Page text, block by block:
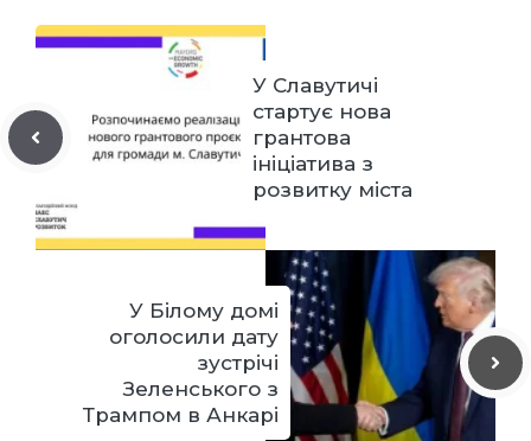
У Славутичі
стартує нова
грантова
ініціатива з
розвитку міста
У Білому домі
оголосили дату
зустрічі
Зеленського з
Трампом в Анкарі